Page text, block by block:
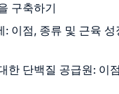
구축하기
: 이점, 종류 및 근육 성
한 단백질 공급원: 이